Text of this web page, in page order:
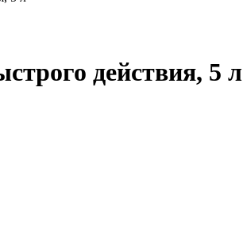
действия, 5 л